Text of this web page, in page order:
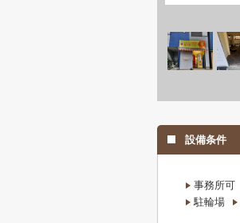
設備条件
事務所可
駐輪場